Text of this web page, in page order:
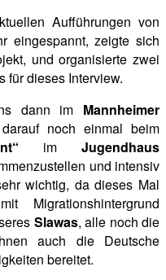
Aufführungen von
eingespannt, zeigte sich
und organisierte zwei
für dieses Interview.
dann im Mannheimer
noch einmal beim
im Jugendhaus
und intensiv
wichtig, da dieses Mal
Slawas, alle noch die
auch die Deutsche
bereitet.